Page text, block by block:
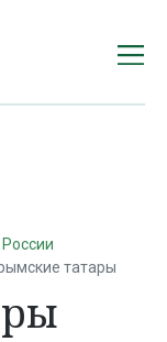
татары